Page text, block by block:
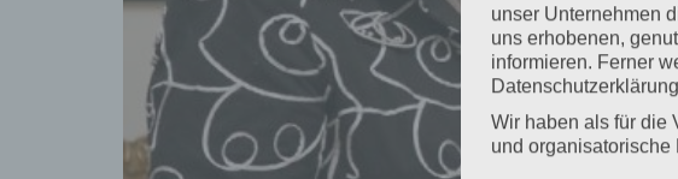
unser Unternehmen
uns erhobenen,
informieren. Ferner
Wir haben als für die
und